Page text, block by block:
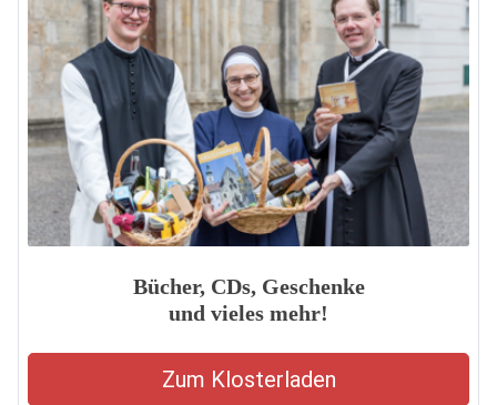
Bücher, CDs, Geschenke
und vieles mehr!
Zum Klosterladen